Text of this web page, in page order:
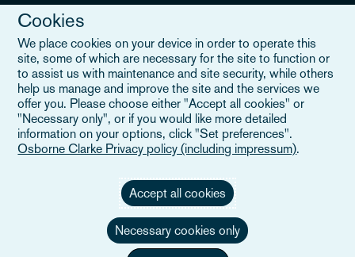
Legal Notice
When you read about Osborne Clarke on this site, we are either
referring to our international organisation, Osborne Clarke Verein
(OCV), or one of its member firms. OCV is a Swiss verein and
doesn’t provide services to clients. The OCV member firms are all
each other or OCV with regard to third parties. To find out more,
Cookies
We place cookies on your device in order to operate this
site, some of which are necessary for the site to function or
to assist us with maintenance and site security, while others
help us manage and improve the site and the services we
offer you. Please choose either "Accept all cookies" or
"Necessary only", or if you would like more detailed
information on your options, click "Set preferences".
Osborne Clarke Privacy policy (including impressum).
Accept all cookies
Necessary cookies only